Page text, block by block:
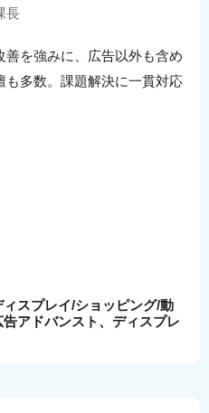
長
を強みに、広告以外も含め
も多数。課題解決に一貫対応
スプレイ/ショッピング/動
アドバンスト、ディスプレ